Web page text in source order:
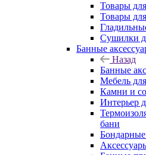
Товары
Товары
Сушилки
Банные
Назад
Банные
Мебель
Камни и
Интерьер
бани